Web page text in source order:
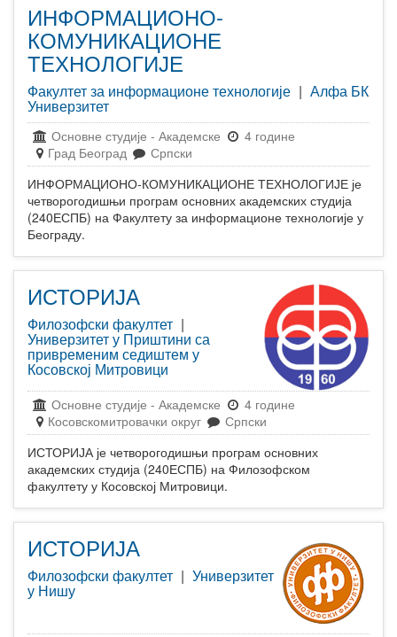
ИНФОРМАЦИОНО-
КОМУНИКАЦИОНЕ
ТЕХНОЛОГИЈЕ
Факултет за информационе технологије | Алфа БК
Универзитет
Основне студије - Академске
4 године
Град Београд
Српски
ИНФОРМАЦИОНО-КОМУНИКАЦИОНЕ ТЕХНОЛОГИЈЕ је
четворогодишњи програм основних академских студија
(240ЕСПБ) на Факултету за информационе технологије у
Београду.
ИСТОРИЈА
Филозофски факултет |
Универзитет у Приштини са
привременим седиштем у
Косовској Митровици
Основне студије - Академске
4 године
Косовскомитровачки округ
Српски
ИСТОРИЈА је четворогодишњи програм основних
академских студија (240ЕСПБ) на Филозофском
факултету у Косовској Митровици.
ИСТОРИЈА
Филозофски факултет | Универзитет
у Нишу